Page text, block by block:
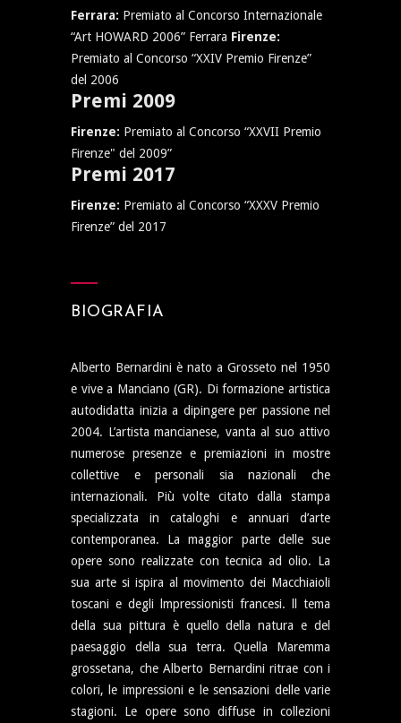
Ferrara: Premiato al Concorso Internazionale
“Art HOWARD 2006” Ferrara Firenze:
Premiato al Concorso “XXIV Premio Firenze”
del 2006
Premi 2009
Firenze: Premiato al Concorso “XXVII Premio
Firenze" del 2009”
Premi 2017
Firenze: Premiato al Concorso “XXXV Premio
Firenze” del 2017
BIOGRAFIA
Alberto Bernardini è nato a Grosseto nel 1950
e vive a Manciano (GR). Di formazione artistica
autodidatta inizia a dipingere per passione nel
2004. L’artista mancianese, vanta al suo attivo
numerose presenze e premiazioni in mostre
collettive e personali sia nazionali che
internazionali. Più volte citato dalla stampa
specializzata in cataloghi e annuari d’arte
contemporanea. La maggior parte delle sue
opere sono realizzate con tecnica ad olio. La
sua arte si ispira al movimento dei Macchiaioli
toscani e degli lmpressionisti francesi. ll tema
della sua pittura è quello della natura e del
paesaggio della sua terra. Quella Maremma
grossetana, che Alberto Bernardini ritrae con i
colori, le impressioni e le sensazioni delle varie
stagioni. Le opere sono diffuse in collezioni